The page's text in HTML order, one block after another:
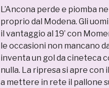
L’Ancona perde e piomba
proprio dal Modena. Gli
il vantaggio al 19’ con
le occasioni non mancano
inventa un gol da cineteca
nulla. La ripresa si apre con
a mettere in rete il pallone